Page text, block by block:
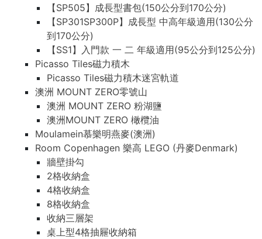
【SP505】成長型書包(150公分到170公分)
【SP301SP300P】成長型 中高年級適用(130公分
到170公分)
【SS1】入門款 一 二 年級適用(95公分到125公分)
Picasso Tiles磁力積木
Picasso Tiles磁力積木迷宮軌道
澳洲 MOUNT ZERO零號山
澳洲 MOUNT ZERO 粉湖鹽
澳洲MOUNT ZERO 橄欖油
Moulamein慕樂明燕麥(澳洲)
Room Copenhagen 樂高 LEGO (丹麥Denmark)
牆壁掛勾
2格收納盒
4格收納盒
8格收納盒
收納三層架
桌上型4格抽屜收納箱